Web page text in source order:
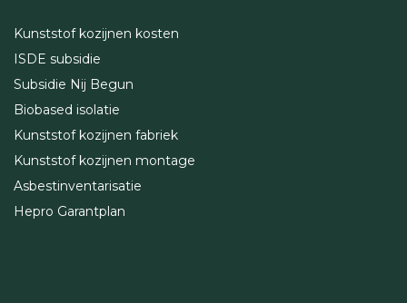
Kunststof kozijnen kosten
ISDE subsidie
Subsidie Nij Begun
Biobased isolatie
Kunststof kozijnen fabriek
Kunststof kozijnen montage
Asbestinventarisatie
Hepro Garantplan